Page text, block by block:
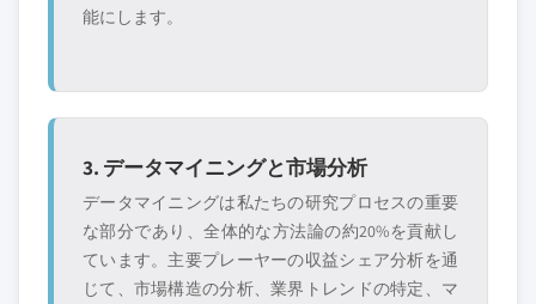
能にします。
3. データマイニングと市場分析
データマイニングは私たちの研究プロセスの重要
な部分であり、全体的な方法論の約20%を貢献し
ています。主要プレーヤーの収益シェア分析を通
じて、市場構造の分析、業界トレンドの特定、マ